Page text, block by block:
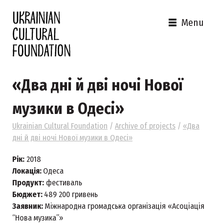
Menu
«Два дні й дві ночі Нової
музики в Одесі»
Ukrainian Cultural Foundation / Archive of projects / «Два
дні й дві ночі Нової музики в Одесі»
Рік: 2018
Локація: Одеса
Продукт: фестиваль
Бюджет: 489 200 гривень
Заявник: Міжнародна громадська організація «Асоціація
“Нова музика”»